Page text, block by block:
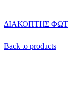
ΔΙΑΚΟΠΤΗΣ
Back to products